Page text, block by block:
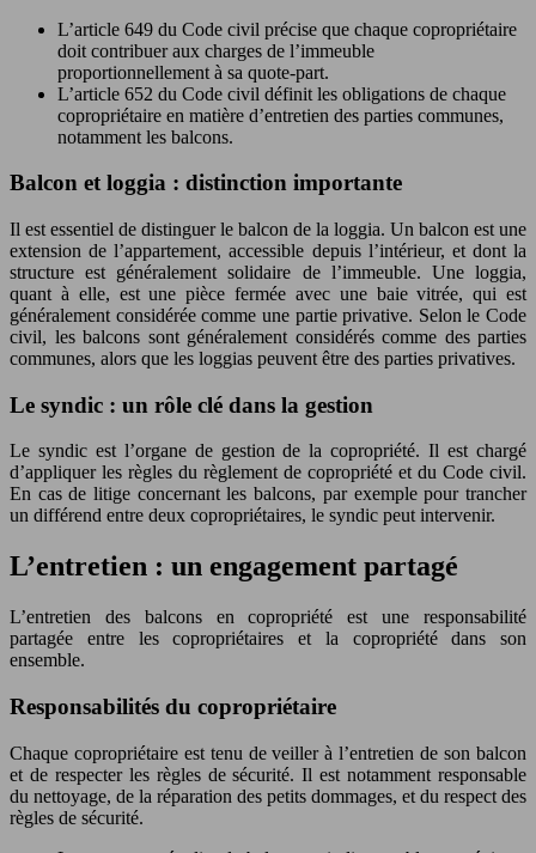
L’article 649 du Code civil précise que chaque copropriétaire
doit contribuer aux charges de l’immeuble
proportionnellement à sa quote-part.
L’article 652 du Code civil définit les obligations de chaque
copropriétaire en matière d’entretien des parties communes,
notamment les balcons.
Balcon et loggia : distinction importante
Il est essentiel de distinguer le balcon de la loggia. Un balcon est une
extension de l’appartement, accessible depuis l’intérieur, et dont la
structure est généralement solidaire de l’immeuble. Une loggia,
quant à elle, est une pièce fermée avec une baie vitrée, qui est
généralement considérée comme une partie privative. Selon le Code
civil, les balcons sont généralement considérés comme des parties
communes, alors que les loggias peuvent être des parties privatives.
Le syndic : un rôle clé dans la gestion
Le syndic est l’organe de gestion de la copropriété. Il est chargé
d’appliquer les règles du règlement de copropriété et du Code civil.
En cas de litige concernant les balcons, par exemple pour trancher
un différend entre deux copropriétaires, le syndic peut intervenir.
L’entretien : un engagement partagé
L’entretien des balcons en copropriété est une responsabilité
partagée entre les copropriétaires et la copropriété dans son
ensemble.
Responsabilités du copropriétaire
Chaque copropriétaire est tenu de veiller à l’entretien de son balcon
et de respecter les règles de sécurité. Il est notamment responsable
du nettoyage, de la réparation des petits dommages, et du respect des
règles de sécurité.